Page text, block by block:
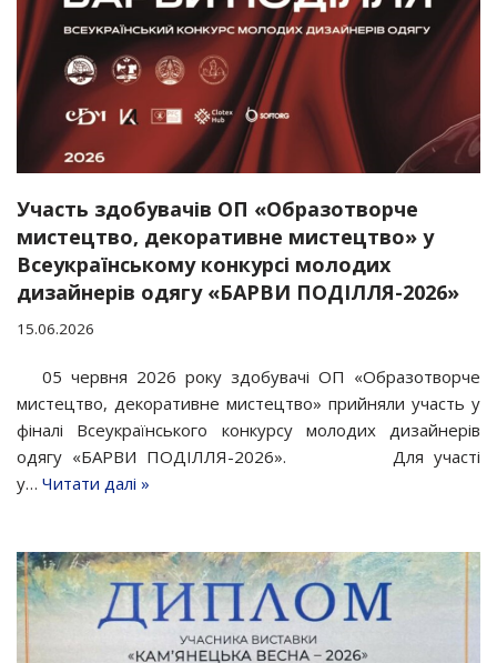
Участь здобувачів ОП «Образотворче
мистецтво, декоративне мистецтво» у
Всеукраїнському конкурсі молодих
дизайнерів одягу «БАРВИ ПОДІЛЛЯ-2026»
15.06.2026
05 червня 2026 року здобувачі ОП «Образотворче
мистецтво, декоративне мистецтво» прийняли участь у
фіналі Всеукраїнського конкурсу молодих дизайнерів
одягу «БАРВИ ПОДІЛЛЯ-2026». Для участі
у… Читати далі »